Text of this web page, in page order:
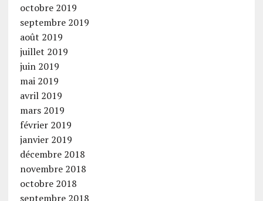
octobre 2019
septembre 2019
août 2019
juillet 2019
juin 2019
mai 2019
avril 2019
mars 2019
février 2019
janvier 2019
décembre 2018
novembre 2018
octobre 2018
septembre 2018